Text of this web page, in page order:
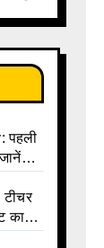
पहली
कार्ड